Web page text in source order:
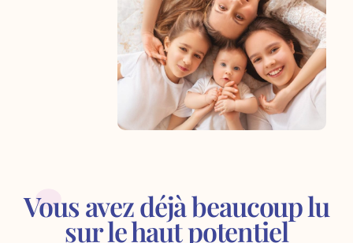
Vous avez déjà beaucoup lu
sur le haut potentiel